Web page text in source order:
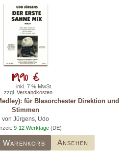
für Blasorchester Direktion und
Stimmen
von Jürgens, Udo
9-12 Werktage (DE)
Warenkorb Ansehen
119,90 €
inkl. 7 % MwSt.
zzgl. Versandkosten